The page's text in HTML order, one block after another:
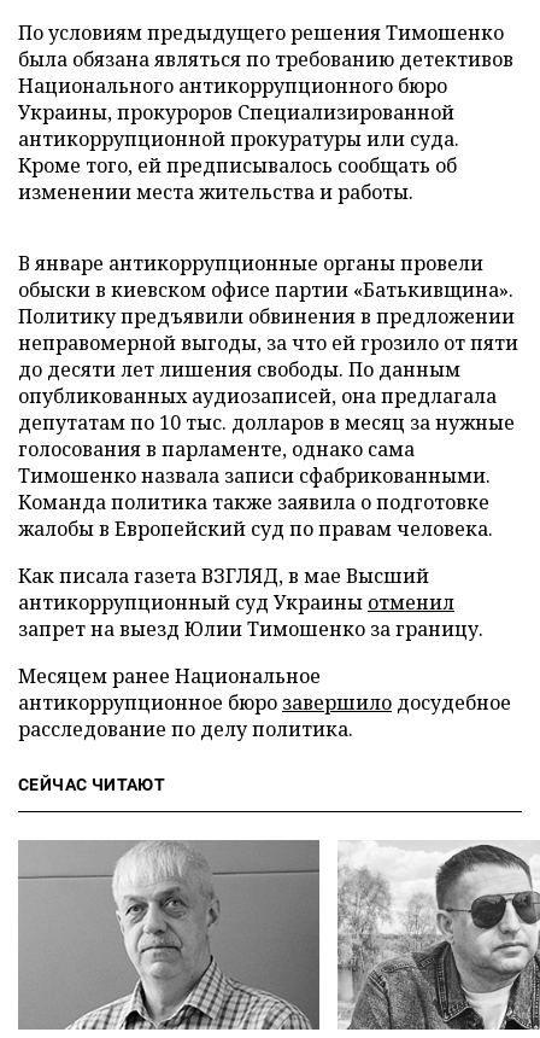
По условиям предыдущего решения Тимошенко
была обязана являться по требованию детективов
Национального антикоррупционного бюро
Украины, прокуроров Специализированной
антикоррупционной прокуратуры или суда.
Кроме того, ей предписывалось сообщать об
изменении места жительства и работы.
В январе антикоррупционные органы провели
обыски в киевском офисе партии «Батькивщина».
Политику предъявили обвинения в предложении
неправомерной выгоды, за что ей грозило от пяти
до десяти лет лишения свободы. По данным
опубликованных аудиозаписей, она предлагала
депутатам по 10 тыс. долларов в месяц за нужные
голосования в парламенте, однако сама
Тимошенко назвала записи сфабрикованными.
Команда политика также заявила о подготовке
жалобы в Европейский суд по правам человека.
Как писала газета ВЗГЛЯД, в мае Высший
антикоррупционный суд Украины отменил
запрет на выезд Юлии Тимошенко за границу.
Месяцем ранее Национальное
антикоррупционное бюро завершило досудебное
расследование по делу политика.
СЕЙЧАС ЧИТАЮТ